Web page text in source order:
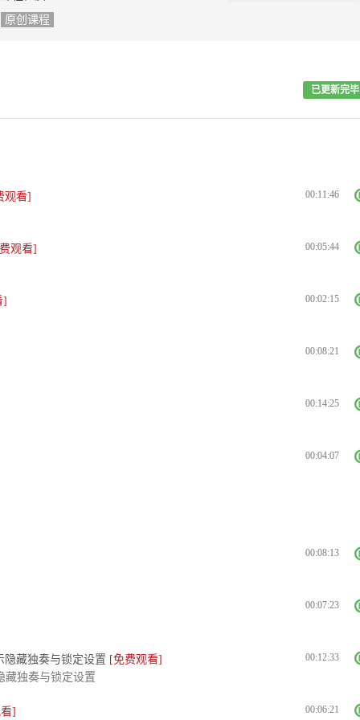
原创课程
已更新完毕
观看] 00:11:46
观看] 00:05:44
] 00:02:15
00:08:21
00:14:25
00:04:07
00:08:13
00:07:23
藏独奏与锁定设置 [免费观看]
藏独奏与锁定设置
00:12:33
] 00:06:21